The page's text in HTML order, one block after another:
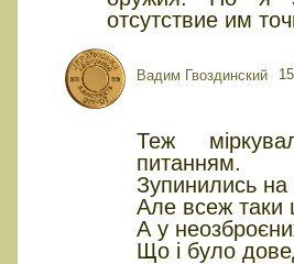
отсутствие им
Вадим Гвоздинский
Теж
питанням.
Зупинились
Але всеж таки
А у
Що і було